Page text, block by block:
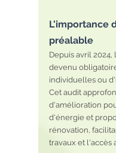
L'importance
préalable
Depuis avril
devenu
individuelles ou
Cet audit
d'amélioration
d'énergie et
rénovation,
travaux et l'accès